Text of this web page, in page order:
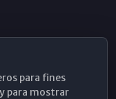
para fines
para mostrar